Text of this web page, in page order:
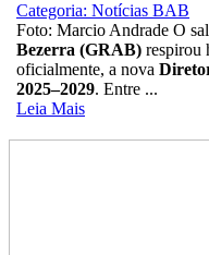
Categoria: Notícias BAB
Foto: Marcio Andrade O
Bezerra (GRAB) respirou
oficialmente, a nova
2025–2029. Entre ...
Leia Mais